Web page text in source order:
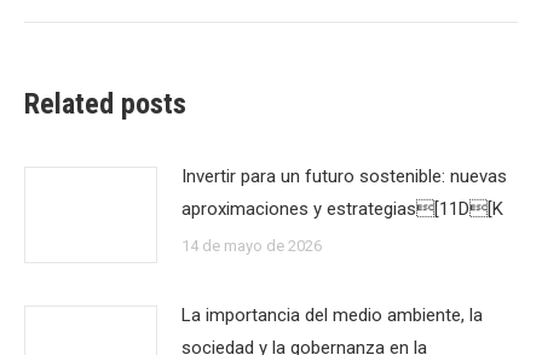
Related posts
Invertir para un futuro sostenible: nuevas
aproximaciones y estrategias[11D[K
14 de mayo de 2026
La importancia del medio ambiente, la
sociedad y la gobernanza en la